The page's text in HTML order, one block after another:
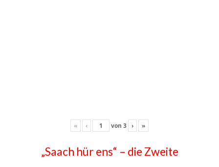
« ‹ von 3 › »
„Saach hür ens“ – die Zweite